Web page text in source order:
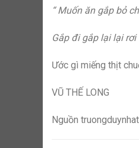
“ Muốn ăn gắp bỏ
Gắp đi gắp lại lại rơi
Ước gì miếng thịt
VŨ THẾ LONG
Nguồn